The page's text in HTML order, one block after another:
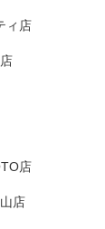
ィ店
店
店